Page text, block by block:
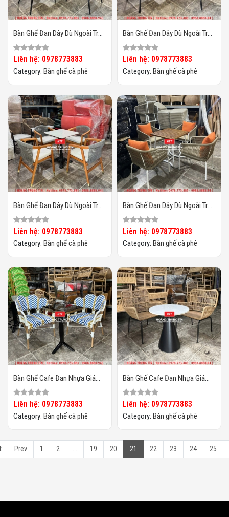
Bàn Ghế Đan Dây Dù Ngoài Trời
HTT04
Liên hệ: 0978773883
Category: Bàn ghế cà phê
Bàn Ghế Đan Dây Dù Ngoài Trời
HTT03
Liên hệ: 0978773883
Category: Bàn ghế cà phê
Bàn Ghế Đan Dây Dù Ngoài Trời
HTT02
Liên hệ: 0978773883
Category: Bàn ghế cà phê
Bàn Ghế Đan Dây Dù Ngoài Trời
HTT01
Liên hệ: 0978773883
Category: Bàn ghế cà phê
Bàn Ghế Cafe Đan Nhựa Giả
Mây HTT-066
Liên hệ: 0978773883
Category: Bàn ghế cà phê
Bàn Ghế Cafe Đan Nhựa Giả
Mây HTT-065
Liên hệ: 0978773883
Category: Bàn ghế cà phê
Prev 1 2 19 20 21 22 23 24 25